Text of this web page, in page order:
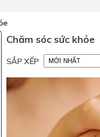
Chăm sóc sức khỏe
SẮP XẾP